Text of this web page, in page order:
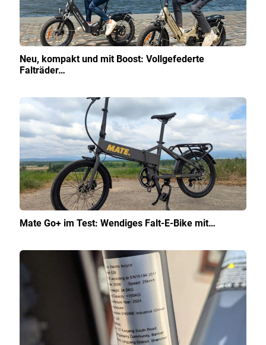
Neu, kompakt und mit Boost: Vollgefederte
Falträder…
Mate Go+ im Test: Wendiges Falt-E-Bike mit…